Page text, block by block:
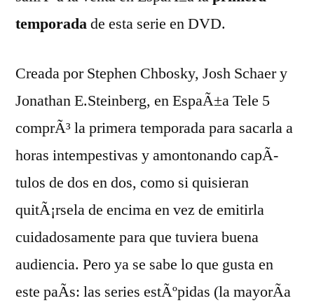
temporadade esta serie en DVD.
Creada por Stephen Chbosky, Josh Schaer y
Jonathan E.Steinberg, en EspaÃ±a Tele 5
comprÃ³ la primera temporada para sacarla a
horas intempestivas y amontonando capÃ­
tulos de dos en dos, como si quisieran
quitÃ¡rsela de encima en vez de emitirla
cuidadosamente para que tuviera buena
audiencia. Pero ya se sabe lo que gusta en
este paÃ­s: las series estÃºpidas (la mayorÃ­a